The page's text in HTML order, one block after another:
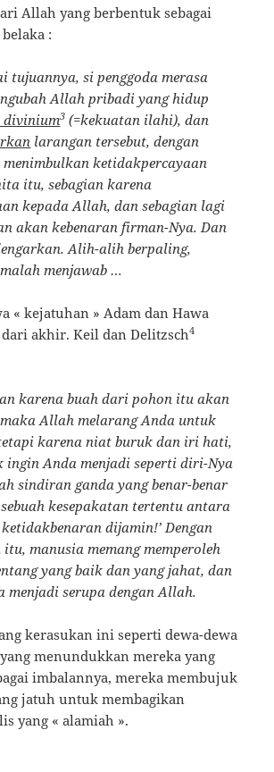
Allah yang berbentuk sebagai
:
tujuannya, si penggoda merasa
Allah pribadi yang hidup
divinium3 (=kekuatan ilahi), dan
larangan tersebut, dengan
ketidakpercayaan
itu, sebagian karena
kepada Allah, dan sebagian lagi
akan kebenaran firman-Nya. Dan
Alih-alih berpaling,
menjawab …
« kejatuhan » Adam dan Hawa
akhir. Keil dan Delitzsch4
karena buah dari pohon itu akan
Allah melarang Anda untuk
karena niat buruk dan iri hati,
ingin Anda menjadi seperti diri-Nya
sindiran ganda yang benar-benar
kesepakatan tertentu antara
dijamin!’ Dengan
manusia memang memperoleh
yang baik dan yang jahat, dan
serupa dengan Allah.
kerasukan ini seperti dewa-dewa
menundukkan mereka yang
imbalannya, mereka membujuk
jatuh untuk membagikan
yang « alamiah ».